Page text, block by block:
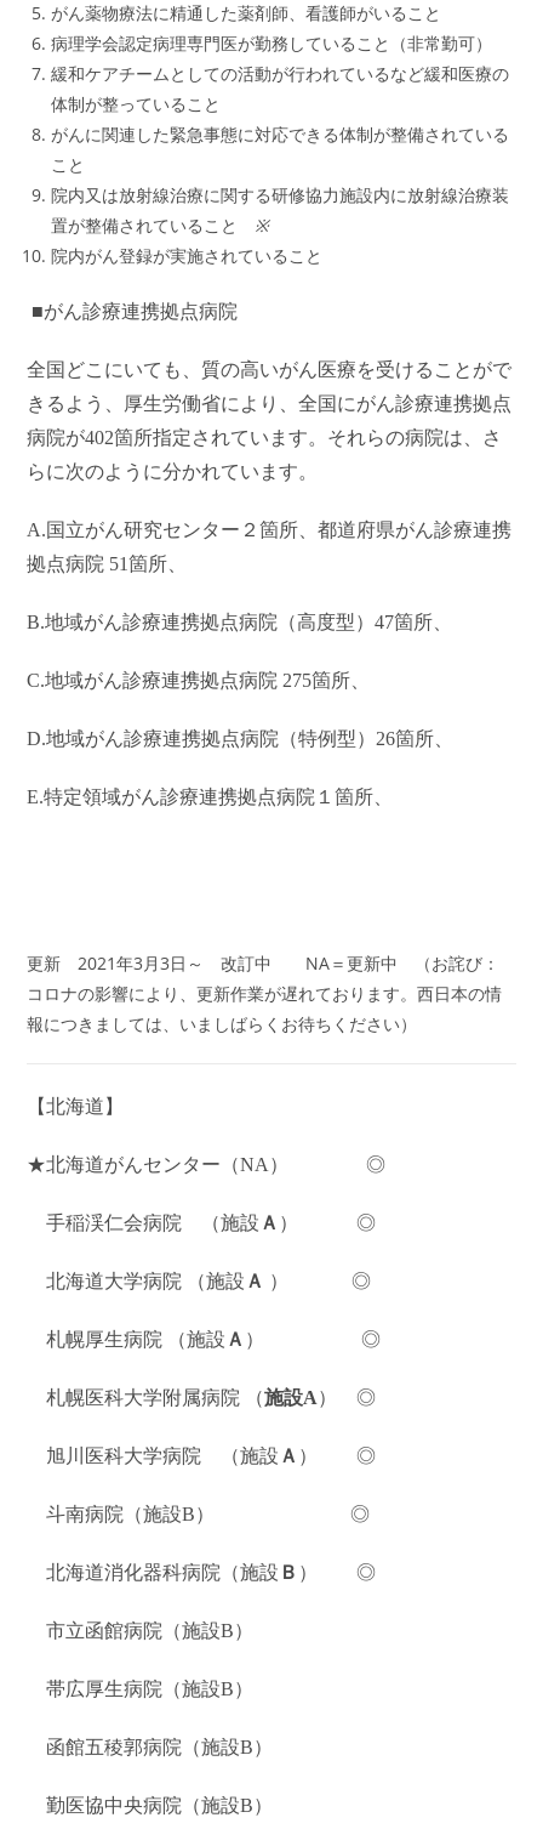
がん薬物療法に精通した薬剤師、看護師がいること
病理学会認定病理専門医が勤務していること（非常勤可）
緩和ケアチームとしての活動が行われているなど緩和医療の
体制が整っていること
がんに関連した緊急事態に対応できる体制が整備されている
こと
院内又は放射線治療に関する研修協力施設内に放射線治療装
置が整備されていること ※
院内がん登録が実施されていること
■がん診療連携拠点病院
全国どこにいても、質の高いがん医療を受けることがで
きるよう、厚生労働省により、全国にがん診療連携拠点
病院が402箇所指定されています。それらの病院は、さ
らに次のように分かれています。
A.国立がん研究センター２箇所、都道府県がん診療連携
拠点病院 51箇所、
B.地域がん診療連携拠点病院（高度型）47箇所、
C.地域がん診療連携拠点病院 275箇所、
D.地域がん診療連携拠点病院（特例型）26箇所、
E.特定領域がん診療連携拠点病院１箇所、
更新 2021年3月3日～ 改訂中 NA＝更新中 （お詫び：
コロナの影響により、更新作業が遅れております。西日本の情
報につきましては、いましばらくお待ちください）
【北海道】
★北海道がんセンター（NA） ◎
手稲渓仁会病院 （施設 Ａ ） ◎
北海道大学病院 （施設 Ａ ） ◎
札幌厚生病院 （施設 Ａ ） ◎
札幌医科大学附属病院 （施設A） ◎
旭川医科大学病院 （施設 Ａ ） ◎
斗南病院（施設B） ◎
北海道消化器科病院（施設 Ｂ ） ◎
市立函館病院（施設B）
帯広厚生病院（施設B）
函館五稜郭病院（施設B）
勤医協中央病院（施設B）